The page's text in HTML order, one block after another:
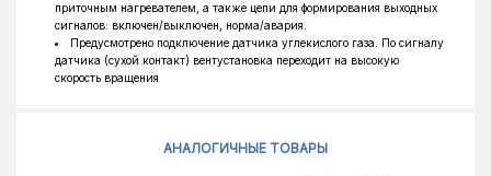
приточным нагревателем, а также цепи для формирования выходных
сигналов: включен/выключен, норма/авария.
Предусмотрено подключение датчика углекислого газа. По сигналу
датчика (сухой контакт) вентустановка переходит на высокую
скорость вращения
АНАЛОГИЧНЫЕ ТОВАРЫ